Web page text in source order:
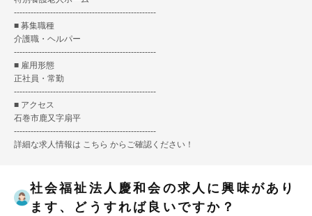
---------------------------------------------------
■ 募集職種
介護職・ヘルパー
---------------------------------------------------
■ 雇用形態
正社員・常勤
---------------------------------------------------
■ アクセス
石巻市鹿又字扇平
---------------------------------------------------
詳細な求人情報は こちら からご確認ください！
社会福祉法人慶和会の求人に興味があり
ます、どうすれば良いですか？